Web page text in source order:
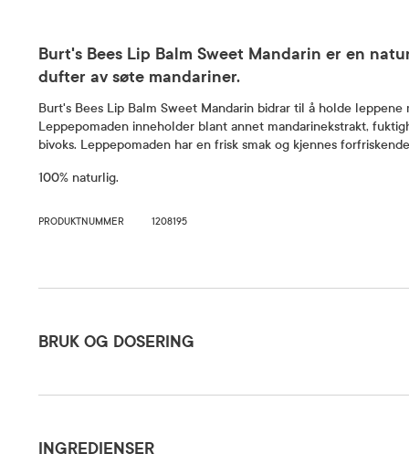
Burt's Bees Lip Balm Sweet Mandarin er en
dufter av søte mandariner.
Burt's Bees Lip Balm Sweet Mandarin bidrar til å holde
Leppepomaden inneholder blant annet mandarinekstrakt,
bivoks. Leppepomaden har en frisk smak og kjennes
100% naturlig.
PRODUKTNUMMER 1208195
BRUK OG DOSERING
Dosering og bruksområde
INGREDIENSER